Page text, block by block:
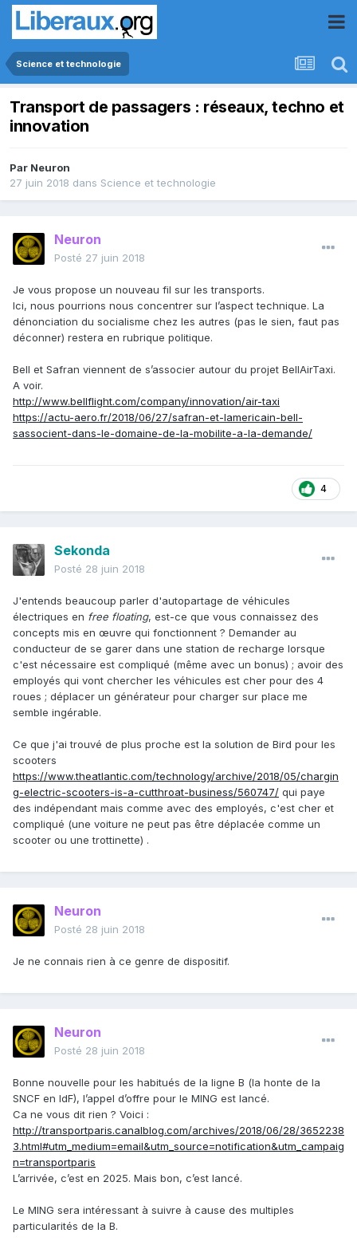
Science et technologie
Transport de passagers : réseaux, techno et
innovation
Par Neuron
27 juin 2018 dans Science et technologie
Neuron
Posté 27 juin 2018
Je vous propose un nouveau fil sur les transports.
Ici, nous pourrions nous concentrer sur l’aspect technique. La
dénonciation du socialisme chez les autres (pas le sien, faut pas
déconner) restera en rubrique politique.
Bell et Safran viennent de s’associer autour du projet BellAirTaxi.
A voir.
http://www.bellflight.com/company/innovation/air-taxi
https://actu-aero.fr/2018/06/27/safran-et-lamericain-bell-
sassocient-dans-le-domaine-de-la-mobilite-a-la-demande/
4
Sekonda
Posté 28 juin 2018
J'entends beaucoup parler d'autopartage de véhicules
électriques en free floating, est-ce que vous connaissez des
concepts mis en œuvre qui fonctionnent ? Demander au
conducteur de se garer dans une station de recharge lorsque
c'est nécessaire est compliqué (même avec un bonus) ; avoir des
employés qui vont chercher les véhicules est cher pour des 4
roues ; déplacer un générateur pour charger sur place me
semble ingérable.
Ce que j'ai trouvé de plus proche est la solution de Bird pour les
scooters
https://www.theatlantic.com/technology/archive/2018/05/chargin
g-electric-scooters-is-a-cutthroat-business/560747/ qui paye
des indépendant mais comme avec des employés, c'est cher et
compliqué (une voiture ne peut pas être déplacée comme un
scooter ou une trottinette) .
Neuron
Posté 28 juin 2018
Je ne connais rien à ce genre de dispositif.
Neuron
Posté 28 juin 2018
Bonne nouvelle pour les habitués de la ligne B (la honte de la
SNCF en IdF), l’appel d’offre pour le MING est lancé.
Ca ne vous dit rien ? Voici :
http://transportparis.canalblog.com/archives/2018/06/28/3652238
3.html#utm_medium=email&utm_source=notification&utm_campaig
n=transportparis
L’arrivée, c’est en 2025. Mais bon, c’est lancé.
Le MING sera intéressant à suivre à cause des multiples
particularités de la B.